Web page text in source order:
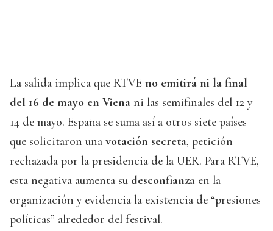
La salida implica que RTVE no emitirá ni la final
del 16 de mayo en Viena ni las semifinales del 12 y
14 de mayo. España se suma así a otros siete países
que solicitaron una votación secreta, petición
rechazada por la presidencia de la UER. Para RTVE,
esta negativa aumenta su desconfianza en la
organización y evidencia la existencia de “presiones
políticas” alrededor del festival.